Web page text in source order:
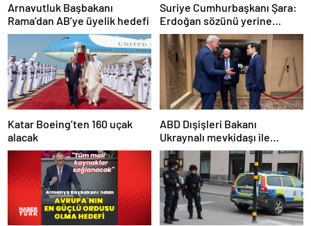
Arnavutluk Başbakanı
Rama’dan AB’ye üyelik hedefi
Suriye Cumhurbaşkanı Şara:
Erdoğan sözünü yerine
getirdi. Trump’a da çok
teşekkür ederim
Katar Boeing’ten 160 uçak
alacak
ABD Dışişleri Bakanı
Ukraynalı mevkidaşı ile
görüştü